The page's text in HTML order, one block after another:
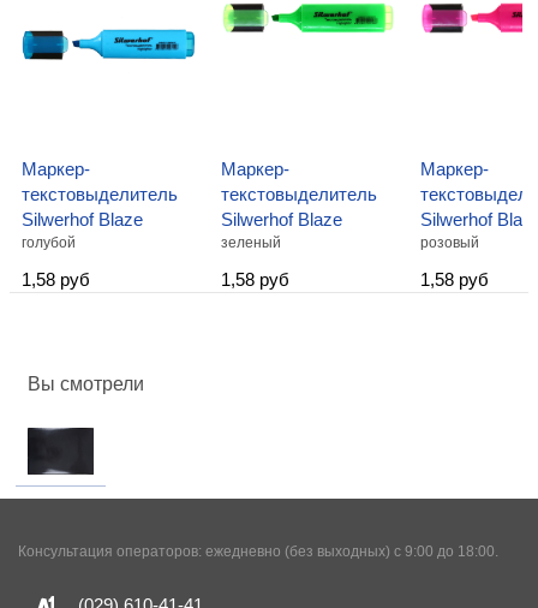
Маркер-
текстовыделитель
Silwerhof Blaze
голубой
1,58 руб
Маркер-
текстовыделитель
Silwerhof Blaze
зеленый
1,58 руб
Маркер-
Silwerhof
розовый
1,58 руб
Вы смотрели
Консультация операторов: ежедневно (без выходных) с 9:00 до 18:00.